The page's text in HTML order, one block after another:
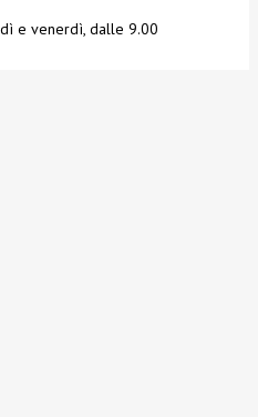
e venerdì, dalle 9.00